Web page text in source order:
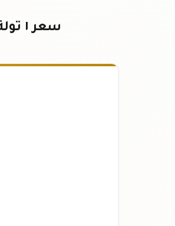
سعر ١ تولة ذهب عيار ٢٤ في أستراليا - أسعار الذهب اليوم